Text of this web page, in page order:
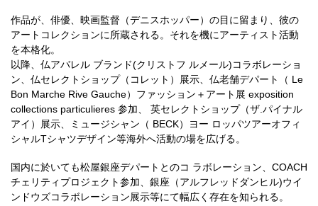
作品が、俳優、映画監督（デニスホッパー）の目に留まり、彼の
アートコレクションに所蔵される。それを機にアーティスト活動
を本格化。
以降、仏アバレル ブランド(クリストフ ルメール)コラボレーショ
ン、仏セレクトショップ（コレット）展示、仏老舗デパート（ Le
Bon Marche Rive Gauche）ファッション＋アート展 exposition
collections particulieres 参加、 英セレクトショップ（ザ.パイナル
アイ）展示、ミュージシャン（ BECK）ヨー ロッパツアーオフィ
シャルTシャツデザイン等海外へ活動の場を広げる。
国内に於いても松屋銀座デパートとのコ ラボレーション、COACH
チェリティプロジェクト参加、銀座（アルフレッドダンヒル)ウイ
ンドウズコラボレーション展示等にて幅広く存在を知られる。